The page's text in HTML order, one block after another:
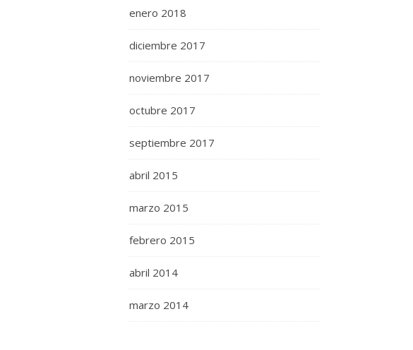
enero 2018
diciembre 2017
noviembre 2017
octubre 2017
septiembre 2017
abril 2015
marzo 2015
febrero 2015
abril 2014
marzo 2014